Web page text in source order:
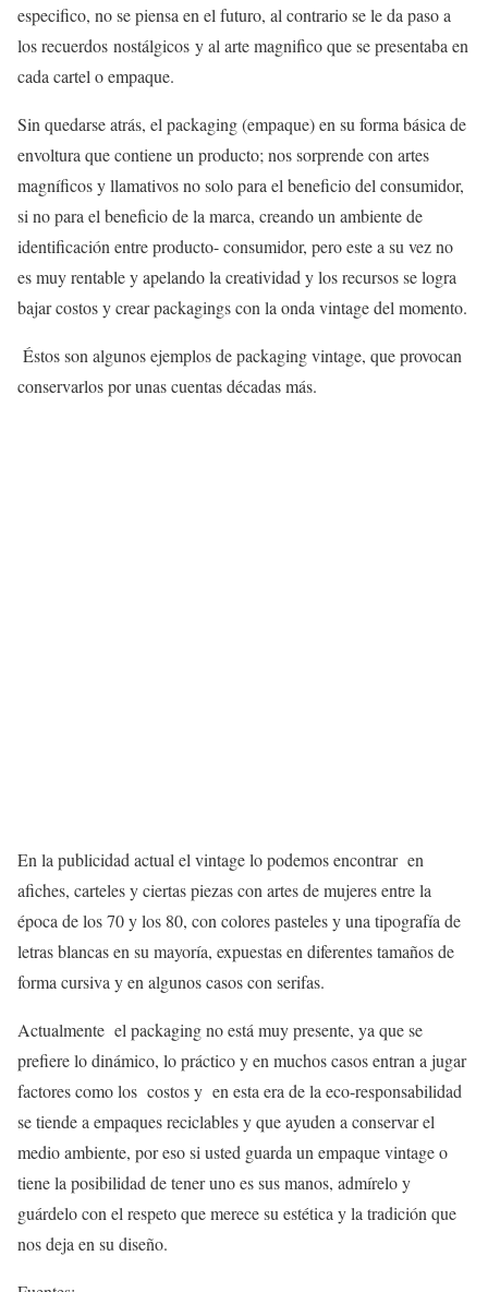
especifico, no se piensa en el futuro, al contrario se le da paso a
los recuerdos nostálgicos y al arte magnifico que se presentaba en
cada cartel o empaque.
Sin quedarse atrás, el packaging (empaque) en su forma básica de
envoltura que contiene un producto; nos sorprende con artes
magníficos y llamativos no solo para el beneficio del consumidor,
si no para el beneficio de la marca, creando un ambiente de
identificación entre producto- consumidor, pero este a su vez no
es muy rentable y apelando la creatividad y los recursos se logra
bajar costos y crear packagings con la onda vintage del momento.
Éstos son algunos ejemplos de packaging vintage, que provocan
conservarlos por unas cuentas décadas más.
En la publicidad actual el vintage lo podemos encontrar en
afiches, carteles y ciertas piezas con artes de mujeres entre la
época de los 70 y los 80, con colores pasteles y una tipografía de
letras blancas en su mayoría, expuestas en diferentes tamaños de
forma cursiva y en algunos casos con serifas.
Actualmente el packaging no está muy presente, ya que se
prefiere lo dinámico, lo práctico y en muchos casos entran a jugar
factores como los costos y en esta era de la eco-responsabilidad
se tiende a empaques reciclables y que ayuden a conservar el
medio ambiente, por eso si usted guarda un empaque vintage o
tiene la posibilidad de tener uno es sus manos, admírelo y
guárdelo con el respeto que merece su estética y la tradición que
nos deja en su diseño.